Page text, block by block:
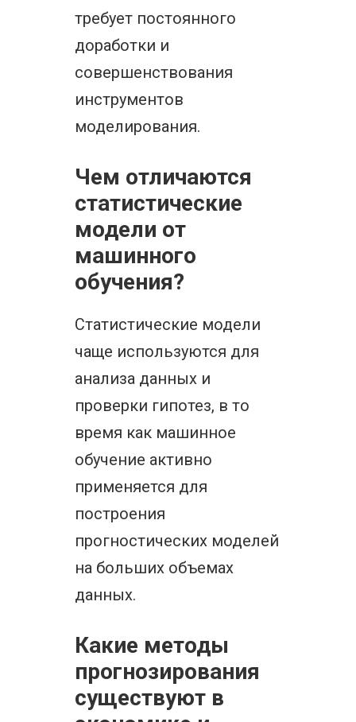
требует постоянного
доработки и
совершенствования
инструментов
моделирования.
Чем отличаются
статистические
модели от
машинного
обучения?
Статистические модели
чаще используются для
анализа данных и
проверки гипотез, в то
время как машинное
обучение активно
применяется для
построения
прогностических моделей
на больших объемах
данных.
Какие методы
прогнозирования
существуют в